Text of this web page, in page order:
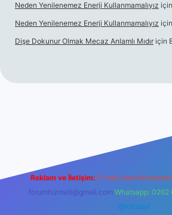
Neden Yenilenemez Enerji Kullanmamalıyız için
Neden Yenilenemez Enerji Kullanmamalıyız için
Dişe Dokunur Olmak Mecaz Anlamlı Mıdır için
Reklam ve İletişim: E-mail:
forumhizmeti@gmail.com Whatsapp: 0262
@karabul